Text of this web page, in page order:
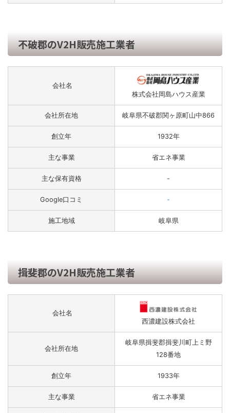
不破郡のV2H販売施工業者
会社名
株式会社岡島ハウス産業
会社所在地 岐阜県不破郡関ヶ原町山中866
創立年 1932年
主な事業 省エネ事業
主な保有資格 -
Google口コミ -
施工地域 岐阜県
揖斐郡のV2H販売施工業者
会社名
西濃建設株式会社
会社所在地
岐阜県揖斐郡揖斐川町上ミ野
128番地
創立年 1933年
主な事業 省エネ事業